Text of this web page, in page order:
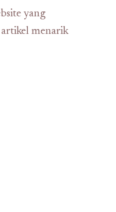
yang
menarik